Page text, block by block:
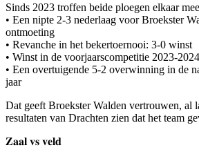
Sinds 2023 troffen beide ploegen elkaar
• Een nipte 2-3 nederlaag voor Broekster
ontmoeting
• Revanche in het bekertoernooi: 3-0 winst
• Winst in de voorjaarscompetitie 2023-
• Een overtuigende 5-2 overwinning in de
jaar
Dat geeft Broekster Walden vertrouwen, al
resultaten van Drachten zien dat het team
𝐙𝐚𝐚𝐥 𝐯𝐬 𝐯𝐞𝐥𝐝